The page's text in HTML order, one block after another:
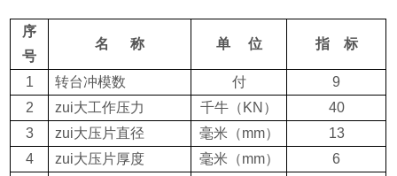
序
号
名 称 单 位 指 标
1 转台冲模数 付
9
2
zui大工作压力 千牛 （KN）
40
3
zui大压片直径 毫米 （mm）
13
4
zui大压片厚度 毫米 （mm）
6